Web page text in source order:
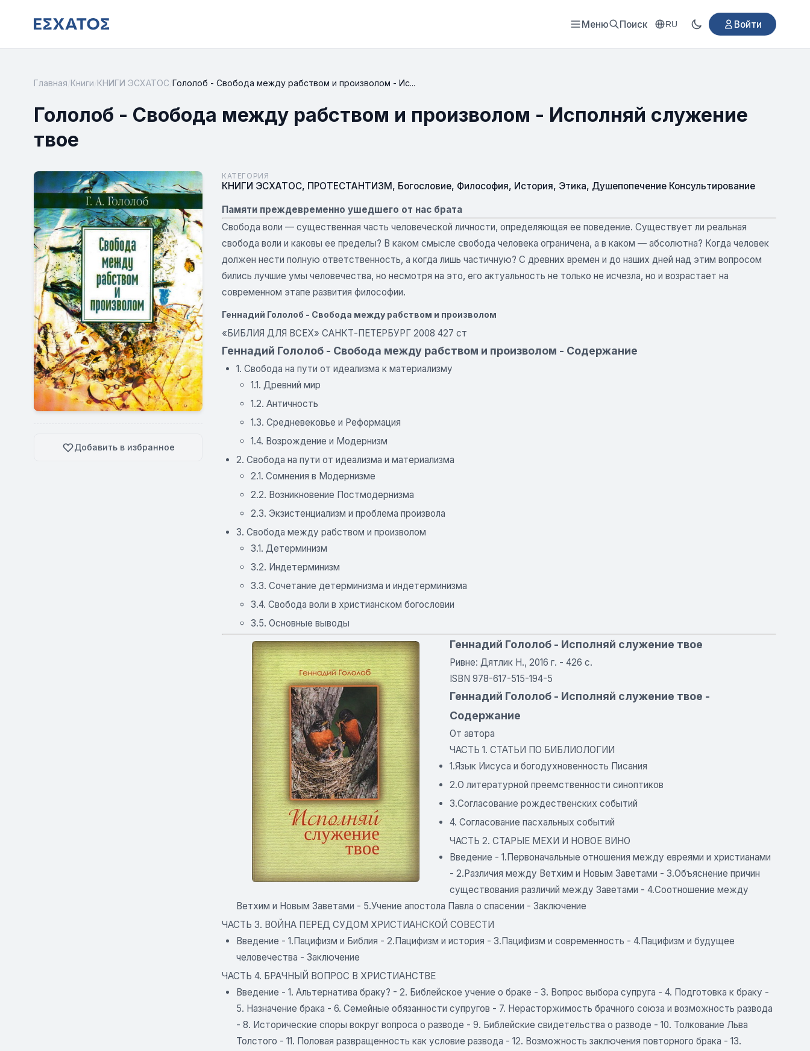
Меню Поиск RU Войти
Главная Книги КНИГИ ЭСХАТОС Гололоб - Свобода между рабством и произволом - Ис...
Гололоб - Свобода между рабством и произволом - Исполняй служение
твое
Добавить в избранное
КАТЕГОРИЯ
КНИГИ ЭСХАТОС, ПРОТЕСТАНТИЗМ, Богословие, Философия, История, Этика, Душепопечение Консультирование
Памяти преждевременно ушедшего от нас брата
Свобода воли — существенная часть человеческой личности, определяющая ее поведение. Существует ли реальная
свобода воли и каковы ее пределы? В каком смысле свобода человека ограничена, а в каком — абсолютна? Когда человек
должен нести полную ответственность, а когда лишь частичную? С древних времен и до наших дней над этим вопросом
бились лучшие умы человечества, но несмотря на это, его актуальность не только не исчезла, но и возрастает на
современном этапе развития философии.
Геннадий Гололоб - Свобода между рабством и произволом
«БИБЛИЯ ДЛЯ ВСЕХ» САНКТ-ПЕТЕРБУРГ 2008 427 ст
Геннадий Гололоб - Свобода между рабством и произволом - Содержание
1. Свобода на пути от идеализма к материализму
1.1. Древний мир
1.2. Античность
1.3. Средневековье и Реформация
1.4. Возрождение и Модернизм
2. Свобода на пути от идеализма и материализма
2.1. Сомнения в Модернизме
2.2. Возникновение Постмодернизма
2.3. Экзистенциализм и проблема произвола
3. Свобода между рабством и произволом
3.1. Детерминизм
3.2. Индетерминизм
3.3. Сочетание детерминизма и индетерминизма
3.4. Свобода воли в христианском богословии
3.5. Основные выводы
Геннадий Гололоб - Исполняй служение твое
Ривне: Дятлик Н., 2016 г. - 426 с.
ISBN 978-617-515-194-5
Геннадий Гололоб - Исполняй служение твое -
Содержание
От автора
ЧАСТЬ 1. СТАТЬИ ПО БИБЛИОЛОГИИ
1.Язык Иисуса и богодухновенность Писания
2.О литературной преемственности синоптиков
3.Согласование рождественских событий
4. Согласование пасхальных событий
ЧАСТЬ 2. СТАРЫЕ МЕХИ И НОВОЕ ВИНО
Введение - 1.Первоначальные отношения между евреями и христианами
- 2.Различия между Ветхим и Новым Заветами - 3.Объяснение причин
существования различий между Заветами - 4.Соотношение между
Ветхим и Новым Заветами - 5.Учение апостола Павла о спасении - Заключение
ЧАСТЬ 3. ВОЙНА ПЕРЕД СУДОМ ХРИСТИАНСКОЙ СОВЕСТИ
Введение - 1.Пацифизм и Библия - 2.Пацифизм и история - 3.Пацифизм и современность - 4.Пацифизм и будущее
человечества - Заключение
ЧАСТЬ 4. БРАЧНЫЙ ВОПРОС В ХРИСТИАНСТВЕ
Введение - 1. Альтернатива браку? - 2. Библейское учение о браке - 3. Вопрос выбора супруга - 4. Подготовка к браку -
5. Назначение брака - 6. Семейные обязанности супругов - 7. Нерасторжимость брачного союза и возможность развода
- 8. Исторические споры вокруг вопроса о разводе - 9. Библейские свидетельства о разводе - 10. Толкование Льва
Толстого - 11. Половая развращенность как условие развода - 12. Возможность заключения повторного брака - 13.